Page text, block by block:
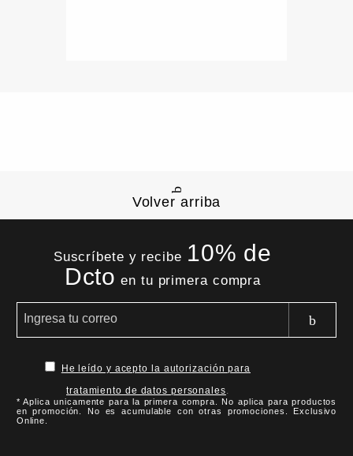
Volver arriba
Suscríbete y recibe 10% de
Dcto en tu primera compra
He leído y acepto la autorización para
tratamiento de datos personales.
* Aplica unicamente para la primera compra. No aplica para productos
en promoción. No es acumulable con otras promociones. Exclusivo
Online.